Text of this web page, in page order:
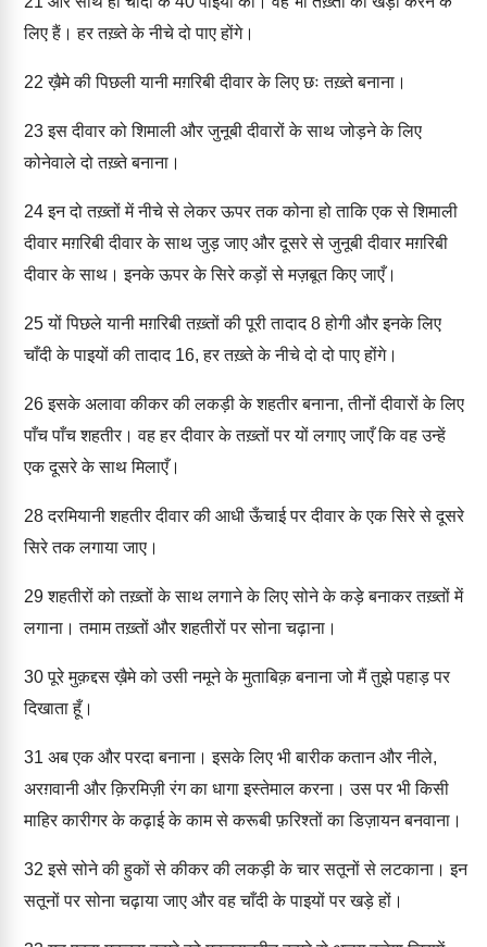
लिए हैं। हर तख़्ते के नीचे दो पाए होंगे।
22 ख़ैमे की पिछली यानी मग़रिबी दीवार के लिए छः तख़्ते बनाना।
23इस दीवार को शिमाली और जुनूबी दीवारों के साथ जोड़ने के लिए
कोनेवाले दो तख़्ते बनाना।
24इन दो तख़्तों में नीचे से लेकर ऊपर तक कोना हो ताकि एक से शिमाली
दीवार मग़रिबी दीवार के साथ जुड़ जाए और दूसरे से जुनूबी दीवार मग़रिबी
दीवार के साथ। इनके ऊपर के सिरे कड़ों से मज़बूत किए जाएँ।
25यों पिछले यानी मग़रिबी तख़्तों की पूरी तादाद 8 होगी और इनके लिए
चाँदी के पाइयों की तादाद 16, हर तख़्ते के नीचे दो दो पाए होंगे।
26इसके अलावा कीकर की लकड़ी के शहतीर बनाना, तीनों दीवारों के लिए
पाँच पाँच शहतीर। वह हर दीवार के तख़्तों पर यों लगाए जाएँ कि वह उन्हें
एक दूसरे के साथ मिलाएँ।
28दरमियानी शहतीर दीवार की आधी ऊँचाई पर दीवार के एक सिरे से दूसरे
सिरे तक लगाया जाए।
29शहतीरों को तख़्तों के साथ लगाने के लिए सोने के कड़े बनाकर तख़्तों में
लगाना। तमाम तख़्तों और शहतीरों पर सोना चढ़ाना।
30पूरे मुक़द्दस ख़ैमे को उसी नमूने के मुताबिक़ बनाना जो मैं तुझे पहाड़ पर
दिखाता हूँ।
31 अब एक और परदा बनाना। इसके लिए भी बारीक कतान और नीले,
अरग़वानी और क़िरमिज़ी रंग का धागा इस्तेमाल करना। उस पर भी किसी
माहिर कारीगर के कढ़ाई के काम से करूबी फ़रिश्तों का डिज़ायन बनवाना।
32 इसे सोने की हुकों से कीकर की लकड़ी के चार सतूनों से लटकाना। इन
सतूनों पर सोना चढ़ाया जाए और वह चाँदी के पाइयों पर खड़े हों।